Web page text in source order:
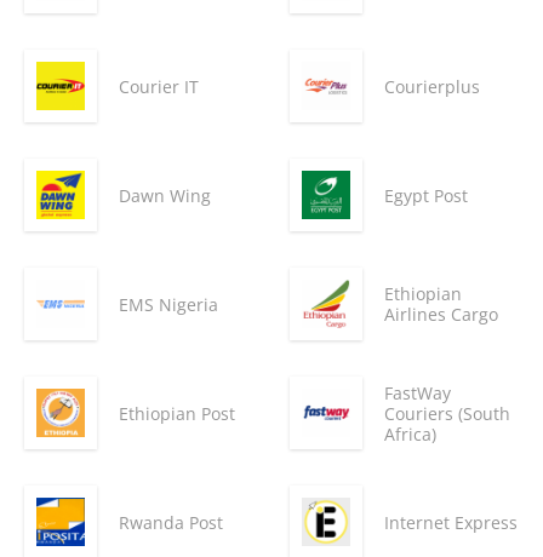
Courier IT Courierplus
Dawn Wing Egypt Post
EMS Nigeria
Ethiopian
Airlines Cargo
Ethiopian Post
FastWay
Couriers (South
Africa)
Rwanda Post Internet Express